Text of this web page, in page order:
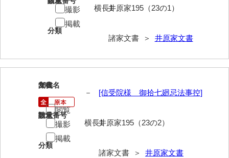
岡本家文書（島根県）
岡本家文書（周防大島町）
尾崎家文書
尾崎家文書（防府市）
小沢家文書（阿東町）
井原家195（23の1）
分類
諸家文書 ＞ 井原家文書
横長1
撮影
掲載
286
文書名
[信受院様 御拾七廻忌法事控]
請求番号
井原家195（23の2）
分類
諸家文書 ＞ 井原家文書
年代
－
数量
横長1
閲覧
撮影
掲載